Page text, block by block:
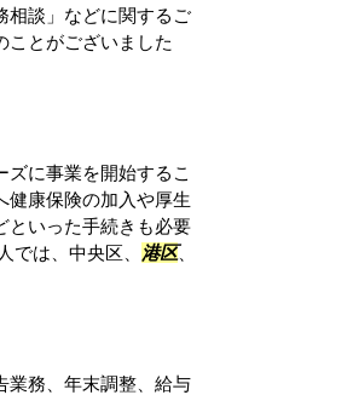
相談」などに関するご
ことがございました
に事業を開始するこ
健康保険の加入や厚生
といった手続きも必要
では、中央区、 港区、
業務、年末調整、給与